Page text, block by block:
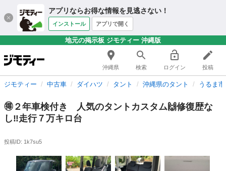
アプリならお得な情報を見逃さない！
インストール アプリで開く
地元の掲示板 ジモティー 沖縄版
沖縄県 検索 ログイン 投稿
ジモティー 中古車 ダイハツ タント 沖縄県のタント うるま
🉐２年車検付き 人気のタントカスタム🙌修復歴な
し‼️走行７万キロ台
投稿ID: 1k7su5